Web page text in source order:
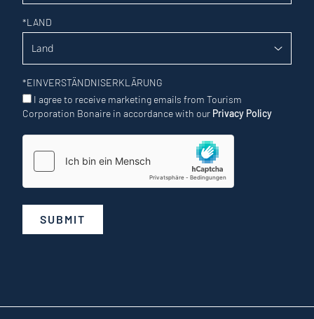
*LAND
*EINVERSTÄNDNISERKLÄRUNG
I agree to receive marketing emails from Tourism
Corporation Bonaire in accordance with our Privacy Policy
SUBMIT